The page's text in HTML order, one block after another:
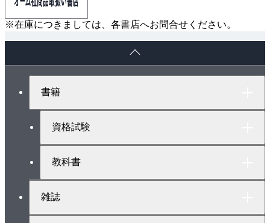
※在庫につきましては、各書店へお問合せください。
書籍
資格試験
教科書
雑誌